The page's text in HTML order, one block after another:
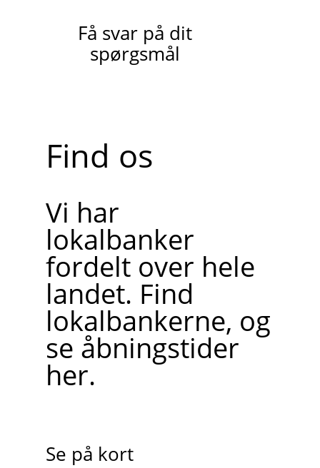
Få svar på dit
spørgsmål
Find os
Vi har
lokalbanker
fordelt over hele
landet. Find
lokalbankerne, og
se åbningstider
her.
Se på kort